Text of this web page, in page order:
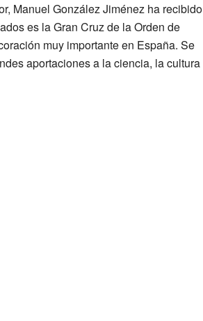
Manuel González Jiménez ha recibido
es la Gran Cruz de la Orden de
muy importante en España. Se
aportaciones a la ciencia, la cultura